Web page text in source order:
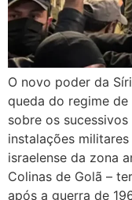
O novo poder da
queda do regime de
sobre os
instalações
israelense da zona
Colinas de Golã –
após a guerra de